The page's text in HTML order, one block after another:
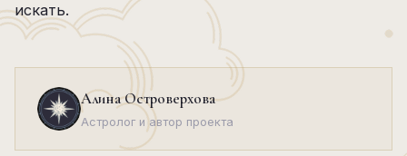
искать.
Алина Островерхова
Астролог и автор проекта